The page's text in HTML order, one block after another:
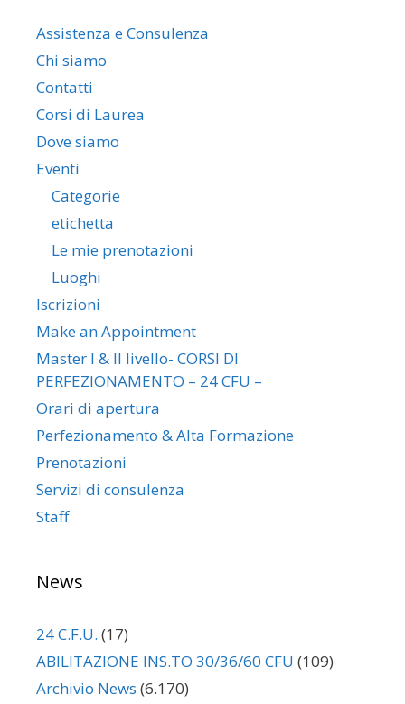
Assistenza e Consulenza
Chi siamo
Contatti
Corsi di Laurea
Dove siamo
Eventi
Categorie
etichetta
Le mie prenotazioni
Luoghi
Iscrizioni
Make an Appointment
Master I & II livello- CORSI DI
PERFEZIONAMENTO – 24 CFU –
Orari di apertura
Perfezionamento & Alta Formazione
Prenotazioni
Servizi di consulenza
Staff
News
24 C.F.U. (17)
ABILITAZIONE INS.TO 30/36/60 CFU (109)
Archivio News (6.170)